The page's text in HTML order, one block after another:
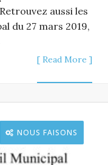
aussi les
du 27 mars 2019,
[ Read More ]
NOUS FAISONS